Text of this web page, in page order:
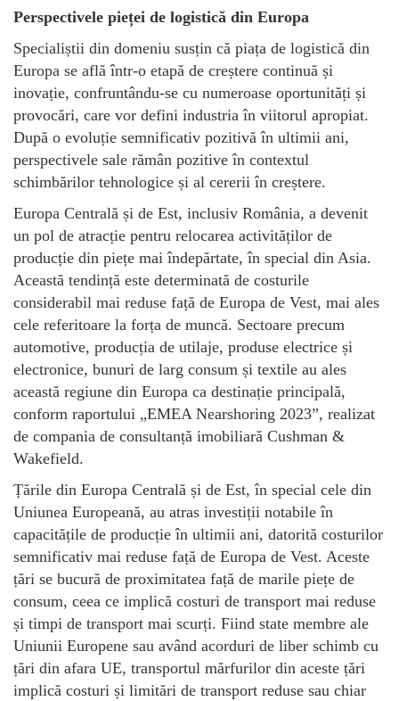
Perspectivele pieței de logistică din Europa
Specialiștii din domeniu susțin că piața de logistică din
Europa se află într-o etapă de creștere continuă și
inovație, confruntându-se cu numeroase oportunități și
provocări, care vor defini industria în viitorul apropiat.
După o evoluție semnificativ pozitivă în ultimii ani,
perspectivele sale rămân pozitive în contextul
schimbărilor tehnologice și al cererii în creștere.
Europa Centrală și de Est, inclusiv România, a devenit
un pol de atracție pentru relocarea activităților de
producție din piețe mai îndepărtate, în special din Asia.
Această tendință este determinată de costurile
considerabil mai reduse față de Europa de Vest, mai ales
cele referitoare la forța de muncă. Sectoare precum
automotive, producția de utilaje, produse electrice și
electronice, bunuri de larg consum și textile au ales
această regiune din Europa ca destinație principală,
conform raportului „EMEA Nearshoring 2023”, realizat
de compania de consultanță imobiliară Cushman &
Wakefield.
Țările din Europa Centrală și de Est, în special cele din
Uniunea Europeană, au atras investiții notabile în
capacitățile de producție în ultimii ani, datorită costurilor
semnificativ mai reduse față de Europa de Vest. Aceste
țări se bucură de proximitatea față de marile piețe de
consum, ceea ce implică costuri de transport mai reduse
și timpi de transport mai scurți. Fiind state membre ale
Uniunii Europene sau având acorduri de liber schimb cu
țări din afara UE, transportul mărfurilor din aceste țări
implică costuri și limitări de transport reduse sau chiar